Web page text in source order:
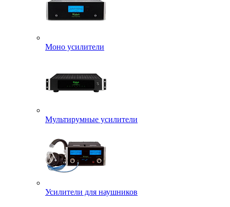
Моно усилители
Мультирумные усилители
Усилители для наушников